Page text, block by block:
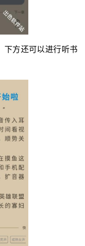
下方还可以进行听书